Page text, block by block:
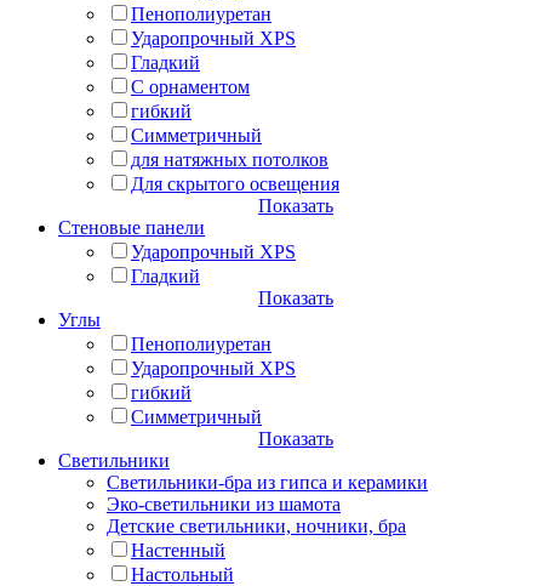
Пенополиуретан
Ударопрочный XPS
Гладкий
С орнаментом
гибкий
Симметричный
для натяжных потолков
Для скрытого освещения
Показать
Стеновые панели
Ударопрочный XPS
Гладкий
Показать
Углы
Пенополиуретан
Ударопрочный XPS
гибкий
Симметричный
Показать
Светильники
Светильники-бра из гипса и керамики
Эко-светильники из шамота
Детские светильники, ночники, бра
Настенный
Настольный